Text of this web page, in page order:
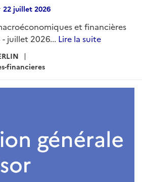
22 juillet 2026
et financières
- juillet 2026... Lire la suite
financieres